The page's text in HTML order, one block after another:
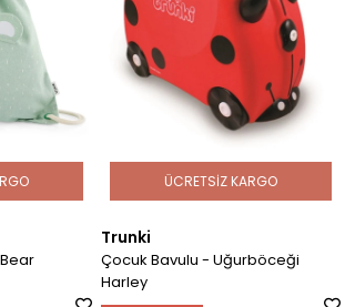
Trunki
Çocuk Bavulu - Uğurböceği
Harley
ÜCRETSIZ KARGO